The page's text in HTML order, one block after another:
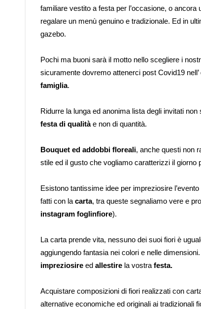
familiare vestito a festa per l’occasione, o ancora
regalare un menù genuino e tradizionale. Ed in
gazebo.
Pochi ma buoni sarà il motto nello scegliere i
sicuramente dovremo attenerci post Covid19
famiglia.
Ridurre la lunga ed anonima lista degli invitati non
festa di qualitàe non di quantità.
Bouquet ed addobbi floreali, anche questi non
stile ed il gusto che vogliamo caratterizzi il giorno
Esistono tantissime idee per impreziosire
fatti con la carta, tra queste segnaliamo vere e
instagram foglinfiore).
La carta prende vita, nessuno dei suoi fiori è
aggiungendo fantasia nei colori e nelle
impreziosire ed allestire la vostra festa.
Acquistare composizioni di fiori realizzati con
alternative economiche ed originali ai tradizionali